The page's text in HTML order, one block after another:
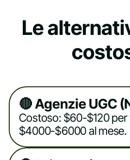
Le
🔴 Agenzie UGC
Costoso: $60-$120 per
$4000-$6000 al mese.